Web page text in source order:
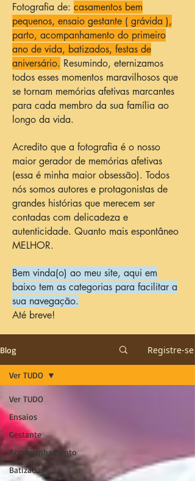
Fotografia de: casamentos bem
pequenos, ensaio gestante ( grávida ),
parto, acompanhamento do primeiro
ano de vida, batizados, festas de
aniversário. Resumindo, eternizamos
todos esses momentos maravilhosos que
se tornam memórias afetivas marcantes
para cada membro da sua família ao
longo da vida.
Acredito que a fotografia é o nosso
maior gerador de memórias afetivas
(essa é minha maior obsessão). Todos
nós somos autores e protagonistas de
grandes histórias que merecem ser
contadas com delicadeza e
autenticidade. Quanto mais espontâneo
MELHOR.
Bem vinda(o) ao meu site, aqui em
baixo tem as categorias para facilitar a
sua navegação.
Até breve!
Blog Registre-se
Ver TUDO
Ensaios
Gestante
Acompanhamento
Batizados
Ver TUDO